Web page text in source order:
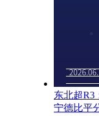
东北超R3
宁德比平